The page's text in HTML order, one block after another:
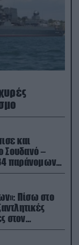
και
Σουδανό –
παράνομων
Πίσω στο